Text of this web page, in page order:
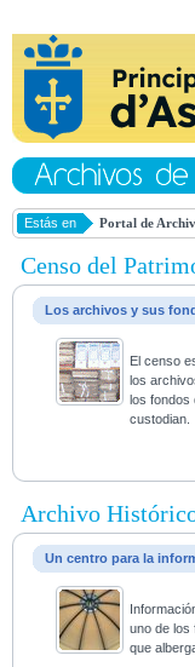
Estás en Portal de
Censo del
Los archivos y sus
El censo
los
los fondos
custodian.
Archivo
Un centro para la
uno de los
que